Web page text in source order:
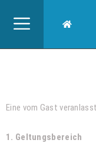
Eine vom Gast
1. Geltungsbereich